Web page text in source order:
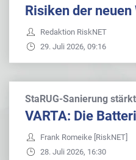
Risiken der
Redaktion RiskNET
29. Juli 2026, 09:16
StaRUG-Sanierung
VARTA: Die
Frank Romeike [RiskNET]
28. Juli 2026, 16:30